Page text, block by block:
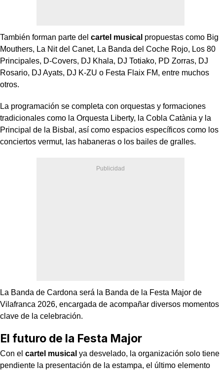
También forman parte del cartel musical propuestas como Big
Mouthers, La Nit del Canet, La Banda del Coche Rojo, Los 80
Principales, D-Covers, DJ Khala, DJ Totiako, PD Zorras, DJ
Rosario, DJ Ayats, DJ K-ZU o Festa Flaix FM, entre muchos
otros.
La programación se completa con orquestas y formaciones
tradicionales como la Orquesta Liberty, la Cobla Catània y la
Principal de la Bisbal, así como espacios específicos como los
conciertos vermut, las habaneras o los bailes de gralles.
La Banda de Cardona será la Banda de la Festa Major de
Vilafranca 2026, encargada de acompañar diversos momentos
clave de la celebración.
El futuro de la Festa Major
Con el cartel musical ya desvelado, la organización solo tiene
pendiente la presentación de la estampa, el último elemento